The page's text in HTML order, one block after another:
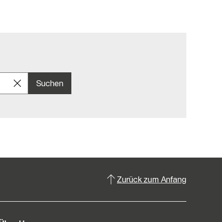
Suchen
Zurück zum Anfang